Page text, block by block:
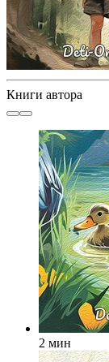
Книги автора
2 мин